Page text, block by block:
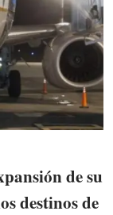
de su
destinos de